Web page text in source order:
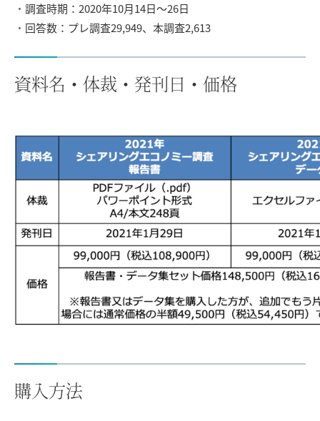
調査時期：2020年10月14日～26日
回答数：プレ調査29,949、本調査2,613
資料名・体裁・発刊日・価格
購入方法